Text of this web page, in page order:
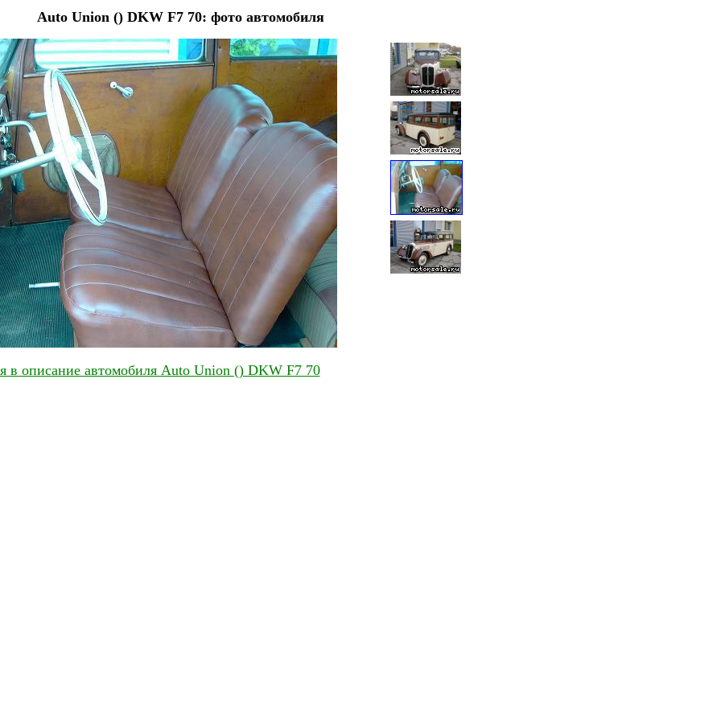
Auto Union () DKW F7 70: фото автомобиля
в описание автомобиля Auto Union () DKW F7 70